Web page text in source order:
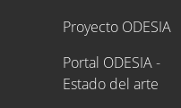
Proyecto ODESIA
Proyecto ODESIA
Portal ODESIA -
Estado del arte